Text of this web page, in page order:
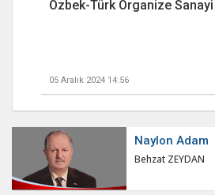
Özbek-Türk Organize
05 Aralık 2024 14:56
Naylon Adam
Behzat ZEYDAN